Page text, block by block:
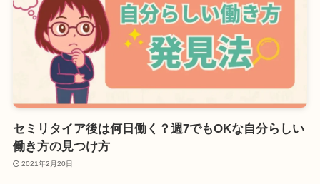
セミリタイア後は何日働く？週7でもOKな自分らしい
働き方の見つけ方
2021年2月20日